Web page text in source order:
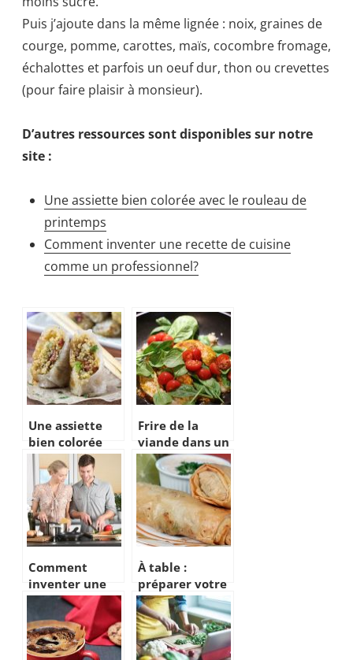
Puis j’ajoute dans la même lignée : noix, graines de
courge, pomme, carottes, maïs, cocombre fromage,
échalottes et parfois un oeuf dur, thon ou crevettes
(pour faire plaisir à monsieur).
D’autres ressources sont disponibles sur notre
site :
Une assiette bien colorée avec le rouleau de
printemps
Comment inventer une recette de cuisine
comme un professionnel?
Une assiette
bien colorée
avec le rouleau
de printemps
Frire de la
viande dans un
minimum de
temps
Comment
inventer une
recette de
cuisine comme
un
professionnel?
À table :
préparer votre
rouleau de
printemps